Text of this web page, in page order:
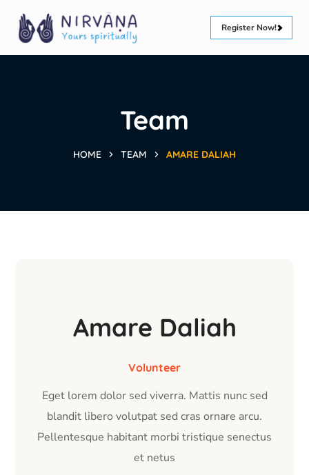
Register Now!
Team
HOME TEAM AMARE DALIAH
Amare Daliah
Volunteer
Eget lorem dolor sed viverra. Mattis nunc sed
blandit libero volutpat sed cras ornare arcu.
Pellentesque habitant morbi tristique senectus
et netus